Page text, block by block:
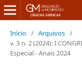
Início / Arquivos /
v. 3 n. 2 (2024): I
Especial - Anais 2024